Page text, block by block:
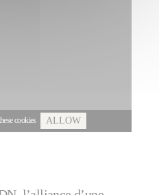
cookies ALLOW